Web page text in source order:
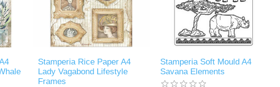
Stamperia Rice Paper A4
Lady Vagabond Lifestyle
Frames
Stamperia Soft Mould A4
Savana Elements